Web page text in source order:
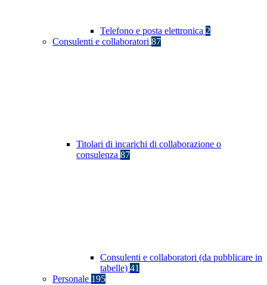
Telefono e posta elettronica 2
Consulenti e collaboratori 87
Titolari di incarichi di collaborazione o
consulenza 87
Consulenti e collaboratori (da pubblicare in
tabelle) 41
Personale 195